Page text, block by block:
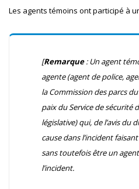
Les agents témoins ont participé à
[Remarque: Un agent
agente (agent de police,
la Commission des parcs
paix du Service de sécurité
législative) qui, de l’avis du
cause dans l’incident
sans toutefois être un
l’incident.